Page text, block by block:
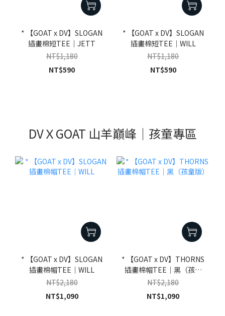
* 【GOAT x DV】SLOGAN
插畫棉短TEE｜JETT
NT$1,180
NT$590
* 【GOAT x DV】SLOGAN
插畫棉短TEE｜WILL
NT$1,180
NT$590
DVＸGOAT 山羊巔峰｜孩童專區
* 【GOAT x DV】SLOGAN
插畫棉帽TEE｜WILL
NT$2,180
NT$1,090
* 【GOAT x DV】THORNS
插畫棉帽TEE｜黑（孩童
版）
NT$2,180
NT$1,090